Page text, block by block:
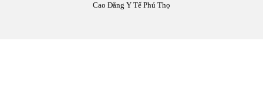
Cao Đẳng Y Tế Phú Thọ